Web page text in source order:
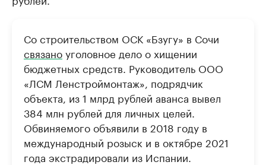
Со строительством ОСК «Бзугу» в Сочи
связаноуголовное дело о хищении
бюджетных средств. Руководитель ООО
«ЛСМ Ленстроймонтаж», подрядчик
объекта, из 1 млрд рублей аванса вывел
384 млн рублей для личных целей.
Обвиняемого объявили в 2018 году в
международный розыск и в октябре 2021
года экстрадировали из Испании.